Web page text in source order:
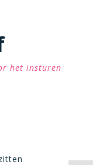
het insturen